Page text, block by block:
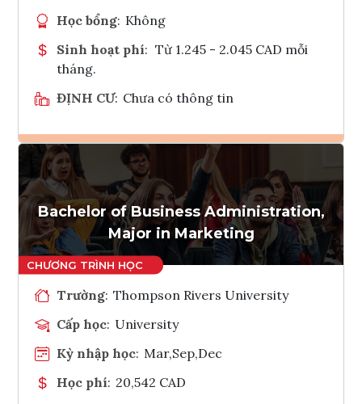
Học bổng: Không
Sinh hoạt phí: Từ 1.245 - 2.045 CAD mỗi
tháng.
ĐỊNH CƯ: Chưa có thông tin
Ghi danh
Tham vấn Interlink
Bachelor of Business Administration,
Major in Marketing
Trường: Thompson Rivers University
Cấp học: University
Kỳ nhập học: Mar,Sep,Dec
Học phí: 20,542 CAD